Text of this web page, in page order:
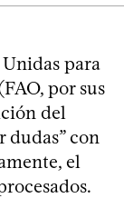
para
por sus
del
dudas” con
el